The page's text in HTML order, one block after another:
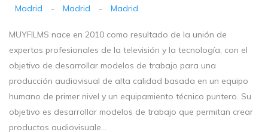
Madrid - Madrid - Madrid
MUYFILMS nace en 2010 como resultado de la unión de
expertos profesionales de la televisión y la tecnología, con el
objetivo de desarrollar modelos de trabajo para una
producción audiovisual de alta calidad basada en un equipo
humano de primer nivel y un equipamiento técnico puntero. Su
objetivo es desarrollar modelos de trabajo que permitan crear
productos audiovisuale...